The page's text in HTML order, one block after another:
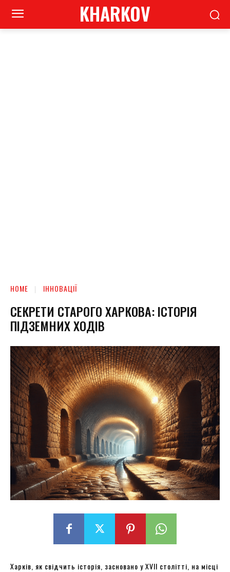
KHARKOV
HOME ІННОВАЦІЇ
СЕКРЕТИ СТАРОГО ХАРКОВА: ІСТОРІЯ
ПІДЗЕМНИХ ХОДІВ
Харків, як свідчить історія, засновано у XVII столітті, на місці